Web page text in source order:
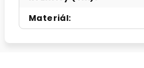
Materiál: